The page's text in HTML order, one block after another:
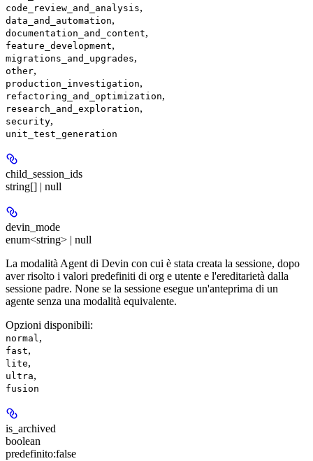
code_review_and_analysis,
data_and_automation,
documentation_and_content,
feature_development,
migrations_and_upgrades,
other,
production_investigation,
refactoring_and_optimization,
research_and_exploration,
security,
unit_test_generation
child_session_ids
string[] | null
devin_mode
enum<string> | null
La modalità Agent di Devin con cui è stata creata la sessione, dopo
aver risolto i valori predefiniti di org e utente e l'ereditarietà dalla
sessione padre. None se la sessione esegue un'anteprima di un
agente senza una modalità equivalente.
Opzioni disponibili:
normal,
fast,
lite,
ultra,
fusion
is_archived
boolean
predefinito:false